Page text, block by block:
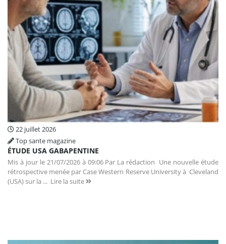
22 juillet 2026
Top sante magazine
ÉTUDE USA GABAPENTINE
Mis à jour le 21/07/2026 à 09:06 Par La rédaction Une nouvelle étude
rétrospective menée par Case Western Reserve University à Cleveland
(USA) sur la ... Lire la suite